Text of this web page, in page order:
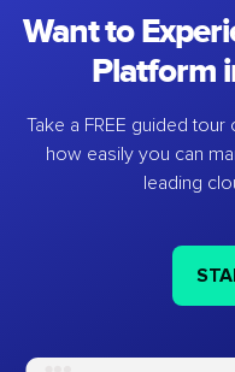
Want to
Platform
Take a FREE guided
how easily you can
leading